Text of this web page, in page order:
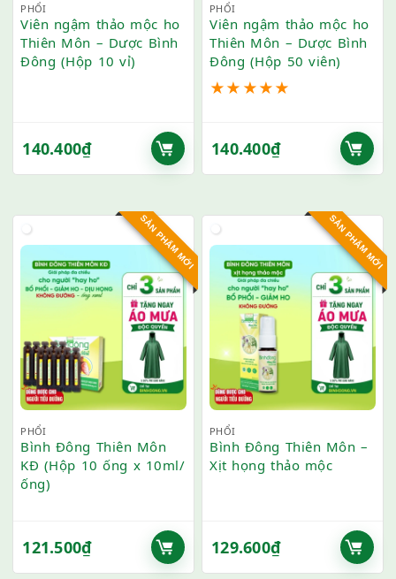
PHỔI
Viên ngậm thảo mộc ho
Thiên Môn – Dược Bình
Đông (Hộp 10 vỉ)
140.400₫
PHỔI
Viên ngậm thảo mộc ho
Thiên Môn – Dược Bình
Đông (Hộp 50 viên)
★★ ★★★
140.400₫
SẢN PHẨM MỚI
PHỔI
Bình Đông Thiên Môn
KĐ (Hộp 10 ống x 10ml/
ống)
121.500₫
SẢN PHẨM MỚI
PHỔI
Bình Đông Thiên Môn –
Xịt họng thảo mộc
129.600₫